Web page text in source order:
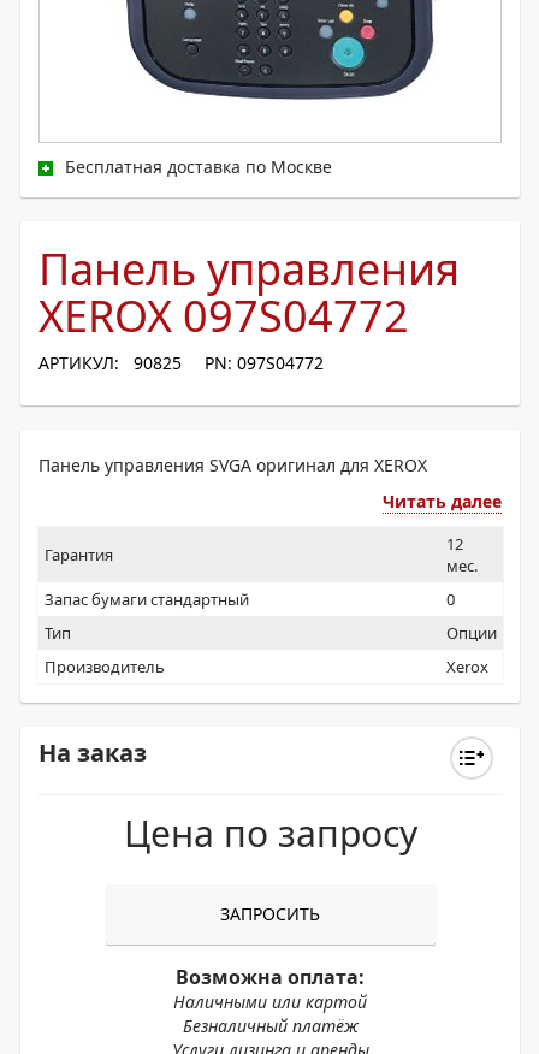
Бесплатная доставка по Москве
Панель управления
XEROX 097S04772
АРТИКУЛ: 90825 PN: 097S04772
Панель управления SVGA оригинал для XEROX
Читать далее
Гарантия
12
мес.
Запас бумаги стандартный
0
Тип
Опции
Производитель
Xerox
На заказ
Цена по запросу
ЗАПРОСИТЬ
Возможна оплата:
Наличными или картой
Безналичный платёж